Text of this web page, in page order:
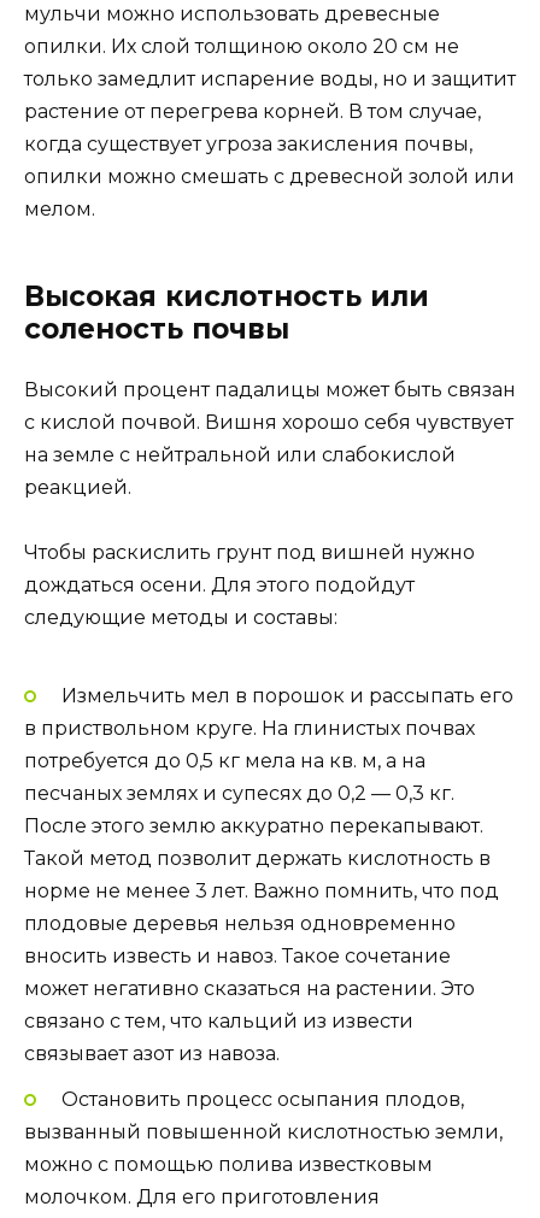
мульчи можно использовать древесные
опилки. Их слой толщиною около 20 см не
только замедлит испарение воды, но и защитит
растение от перегрева корней. В том случае,
когда существует угроза закисления почвы,
опилки можно смешать с древесной золой или
мелом.
Высокая кислотность или
соленость почвы
Высокий процент падалицы может быть связан
с кислой почвой. Вишня хорошо себя чувствует
на земле с нейтральной или слабокислой
реакцией.
Чтобы раскислить грунт под вишней нужно
дождаться осени. Для этого подойдут
следующие методы и составы:
Измельчить мел в порошок и рассыпать его
в приствольном круге. На глинистых почвах
потребуется до 0,5 кг мела на кв. м, а на
песчаных землях и супесях до 0,2 — 0,3 кг.
После этого землю аккуратно перекапывают.
Такой метод позволит держать кислотность в
норме не менее 3 лет. Важно помнить, что под
плодовые деревья нельзя одновременно
вносить известь и навоз. Такое сочетание
может негативно сказаться на растении. Это
связано с тем, что кальций из извести
связывает азот из навоза.
Остановить процесс осыпания плодов,
вызванный повышенной кислотностью земли,
можно с помощью полива известковым
молочком. Для его приготовления